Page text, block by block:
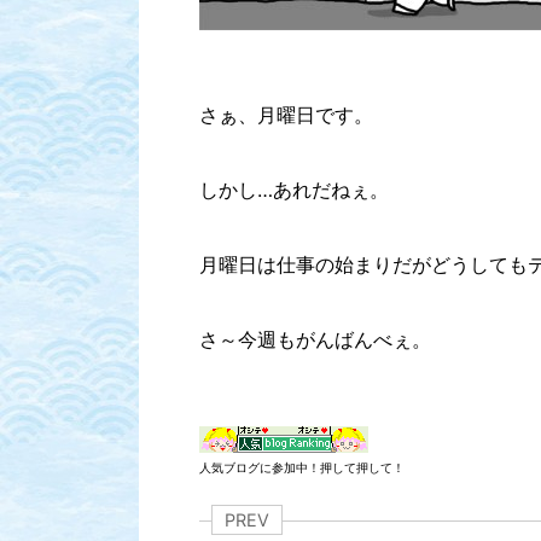
さぁ、月曜日です。
しかし…あれだねぇ。
月曜日は仕事の始まりだがどうしても
さ～今週もがんばんべぇ。
人気ブログに参加中！押して押して！
PREV